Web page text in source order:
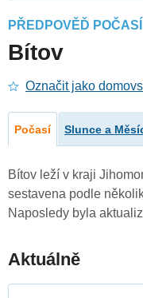
PŘEDPOVĚĎ POČASÍ
Bítov
Označit jako
Počasí Slunce a
Bítov leží v kraji
sestavena podle
Naposledy byla
Aktuálně